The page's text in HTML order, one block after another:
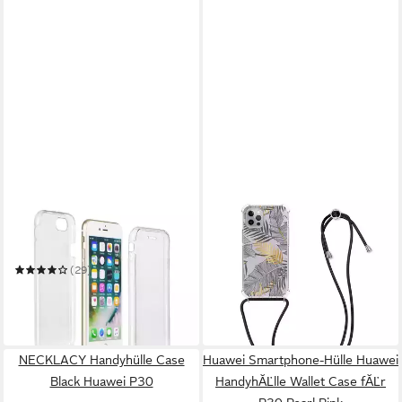
COFI1453
Smartphone-Hülle 360° Full
Body Silikon Case Schutz
Hülle Handy Tasche Schale
(29)
9,90 €
in 5-6 Werktagen bei dir
KWMOBILE
Etui Hülle für Apple iPhone
12 / 12 Pro
13,99 €
in 4-5 Werktagen bei dir
NECKLACY Handyhülle Case
Black Huawei P30
Huawei Smartphone-Hülle Huawei
HandyhĂĽlle Wallet Case fĂĽr